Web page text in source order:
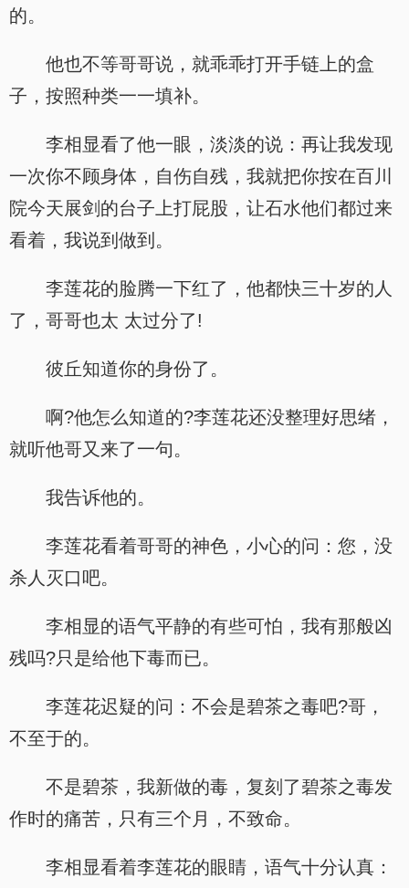
的。
他也不等哥哥说，就乖乖打开手链上的盒
子，按照种类一一填补。
李相显看了他一眼，淡淡的说：再让我发现
一次你不顾身体，自伤自残，我就把你按在百川
院今天展剑的台子上打屁股，让石水他们都过来
看着，我说到做到。
李莲花的脸腾一下红了，他都快三十岁的人
了，哥哥也太 太过分了!
彼丘知道你的身份了。
啊?他怎么知道的?李莲花还没整理好思绪，
就听他哥又来了一句。
我告诉他的。
李莲花看着哥哥的神色，小心的问：您，没
杀人灭口吧。
李相显的语气平静的有些可怕，我有那般凶
残吗?只是给他下毒而已。
李莲花迟疑的问：不会是碧茶之毒吧?哥，
不至于的。
不是碧茶，我新做的毒，复刻了碧茶之毒发
作时的痛苦，只有三个月，不致命。
李相显看着李莲花的眼睛，语气十分认真：